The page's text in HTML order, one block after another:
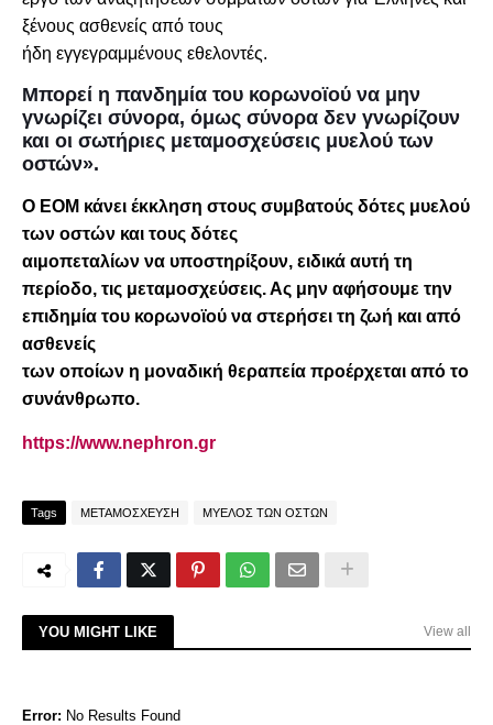
ξένους ασθενείς από τους
ήδη εγγεγραμμένους εθελοντές.
Μπορεί η πανδημία του κορωνοϊού να μην
γνωρίζει σύνορα, όμως σύνορα δεν γνωρίζουν
και οι σωτήριες μεταμοσχεύσεις μυελού των
οστών».
Ο ΕΟΜ κάνει έκκληση στους συμβατούς δότες μυελού
των οστών και τους δότες
αιμοπεταλίων να υποστηρίξουν, ειδικά αυτή τη
περίοδο, τις μεταμοσχεύσεις. Ας μην αφήσουμε την
επιδημία του κορωνοϊού να στερήσει τη ζωή και από
ασθενείς
των οποίων η μοναδική θεραπεία προέρχεται από το
συνάνθρωπο.
https://www.nephron.gr
Tags ΜΕΤΑΜΟΣΧΕΥΣΗ ΜΥΕΛΟΣ ΤΩΝ ΟΣΤΩΝ
YOU MIGHT LIKE View all
Error: No Results Found